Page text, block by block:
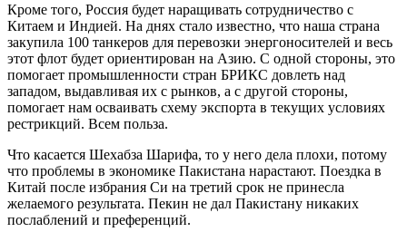
Кроме того, Россия будет наращивать сотрудничество с
Китаем и Индией. На днях стало известно, что наша страна
закупила 100 танкеров для перевозки энергоносителей и весь
этот флот будет ориентирован на Азию. С одной стороны, это
помогает промышленности стран БРИКС довлеть над
западом, выдавливая их с рынков, а с другой стороны,
помогает нам осваивать схему экспорта в текущих условиях
рестрикций. Всем польза.
Что касается Шехабза Шарифа, то у него дела плохи, потому
что проблемы в экономике Пакистана нарастают. Поездка в
Китай после избрания Си на третий срок не принесла
желаемого результата. Пекин не дал Пакистану никаких
послаблений и преференций.